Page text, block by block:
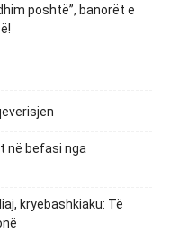
poshtë”, banorët e
në befasi nga
kryebashkiaku: Të